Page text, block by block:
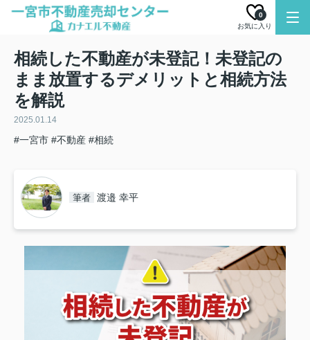
お気に入り
0
相続した不動産が未登記！未登記の
まま放置するデメリットと相続方法
を解説
2025.01.14
#一宮市 #不動産 #相続
筆者 渡邉 幸平